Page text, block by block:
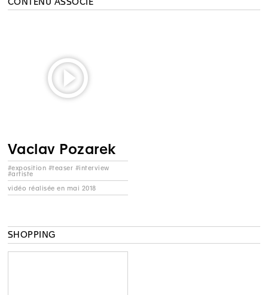
Vaclav Pozarek
#exposition #teaser #interview
#artiste
vidéo réalisée en mai 2018
SHOPPING